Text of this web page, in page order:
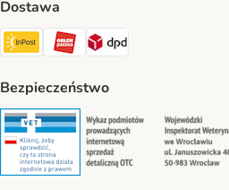
Dostawa
Paczkomat® Shipping Method
ORLEN Paczka Shipping
DPD Shipping
Bezpieczeństwo
Security Security